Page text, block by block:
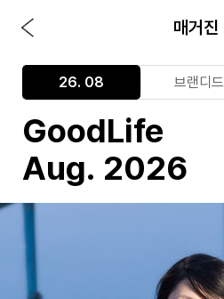
매거진
26. 08 브랜디드
GoodLife
Aug. 2026